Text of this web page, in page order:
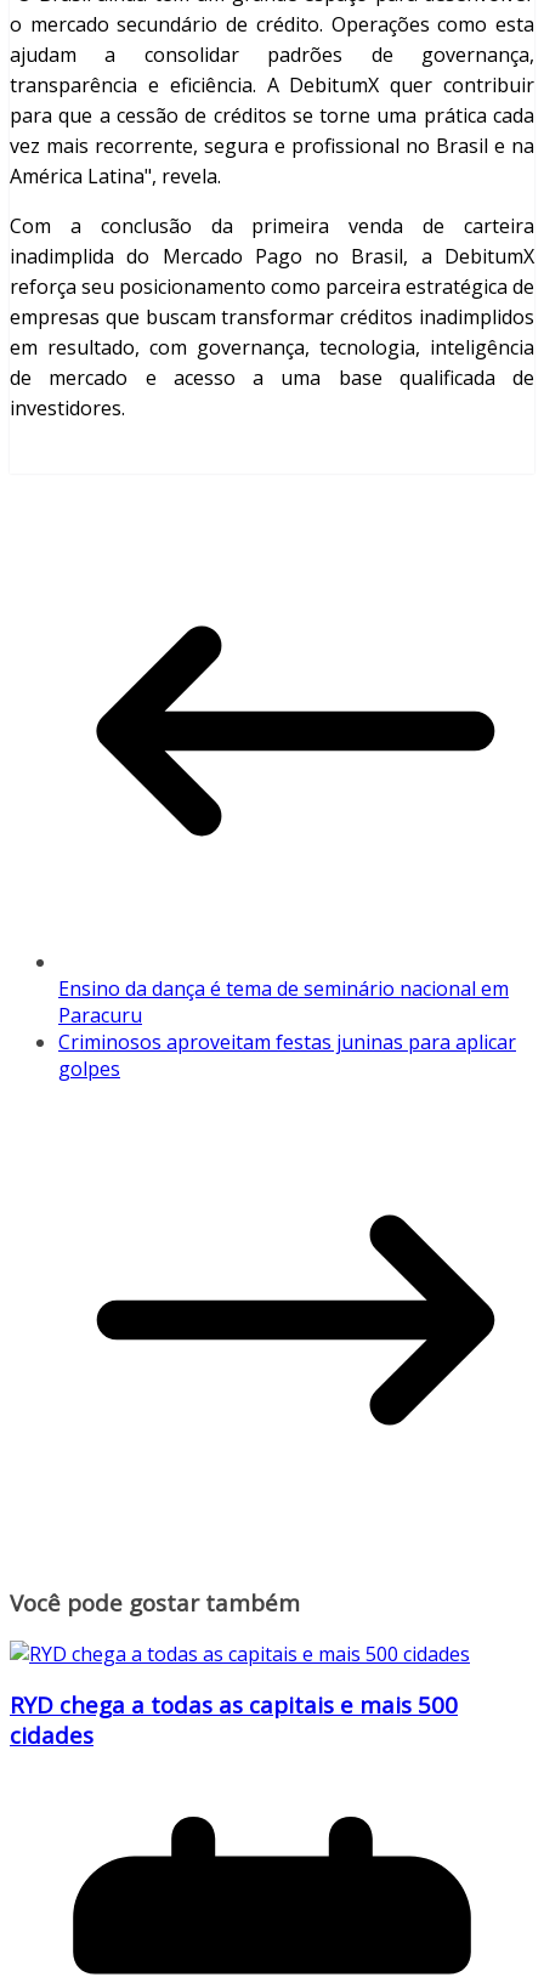
o mercado secundário de crédito. Operações como esta
ajudam a consolidar padrões de governança,
transparência e eficiência. A DebitumX quer contribuir
para que a cessão de créditos se torne uma prática cada
vez mais recorrente, segura e profissional no Brasil e na
América Latina", revela.
Com a conclusão da primeira venda de carteira
inadimplida do Mercado Pago no Brasil, a DebitumX
reforça seu posicionamento como parceira estratégica de
empresas que buscam transformar créditos inadimplidos
em resultado, com governança, tecnologia, inteligência
de mercado e acesso a uma base qualificada de
investidores.
Ensino da dança é tema de seminário nacional em
Paracuru
Criminosos aproveitam festas juninas para aplicar
golpes
Você pode gostar também
RYD chega a todas as capitais e mais 500
cidades